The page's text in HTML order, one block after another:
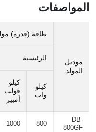
المواصفات
موديل
المولد
طاقة (قدرة)
الرئيسية
كيلو
وات
كيلو
فولت
أمبير
DB-
800GF
800
1000